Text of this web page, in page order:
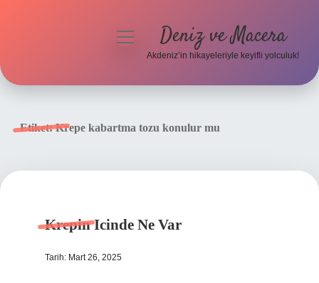
menüyü Deniz ve Macera
Akdeniz’in hikayeleriyle keyifli yolculuk!
Etiket:Krepe kabartma tozu konulur mu
Krepin Icinde Ne Var
Tarih: Mart 26, 2025